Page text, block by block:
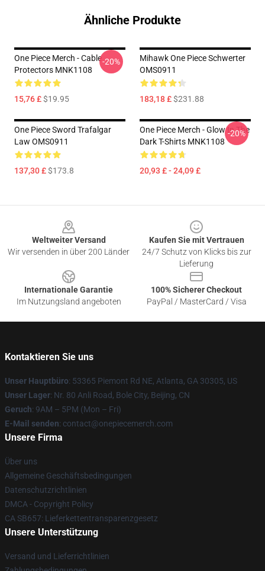
Ähnliche Produkte
One Piece Merch - Cable
Protectors MNK1108
15,76 £$19.95
-20%
Mihawk One Piece Schwerter
OMS0911
183,18 £$231.88
One Piece Sword Trafalgar
Law OMS0911
137,30 £$173.8
One Piece Merch - Glow In The
Dark T-Shirts MNK1108
20,93 £ - 24,09 £
-20%
Weltweiter Versand
Wir versenden in über 200 Länder
Kaufen Sie mit Vertrauen
24/7 Schutz von Klicks bis zur
Lieferung
Internationale Garantie
Im Nutzungsland angeboten
100% Sicherer Checkout
PayPal / MasterCard / Visa
Kontaktieren Sie uns
Unser Hauptbüro: 53365 Piemont Rd NE, Atlanta, GA 30305, US
Unser Lager: Nr. 80 Anli Road, Bole City, Beijing, CN
Geruch: 9AM – 5PM (Mon – Fri)
E-Mail senden: contact@onepiecemerch.com
Unsere Firma
Über uns
Allgemeine Geschäftsbedingungen
Datenschutzrichtlinien
DMCA - Copyright Policy
CA SB657: Lieferkettentransparenzgesetz
Unsere Unterstützung
Versand und Lieferrichtlinien